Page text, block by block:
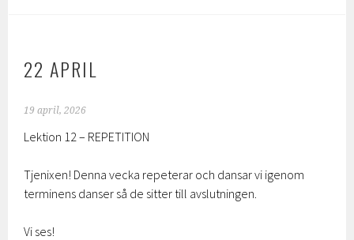
22 APRIL
19 april, 2026
Lektion 12 – REPETITION
Tjenixen! Denna vecka repeterar och dansar vi igenom
terminens danser så de sitter till avslutningen.
Vi ses!